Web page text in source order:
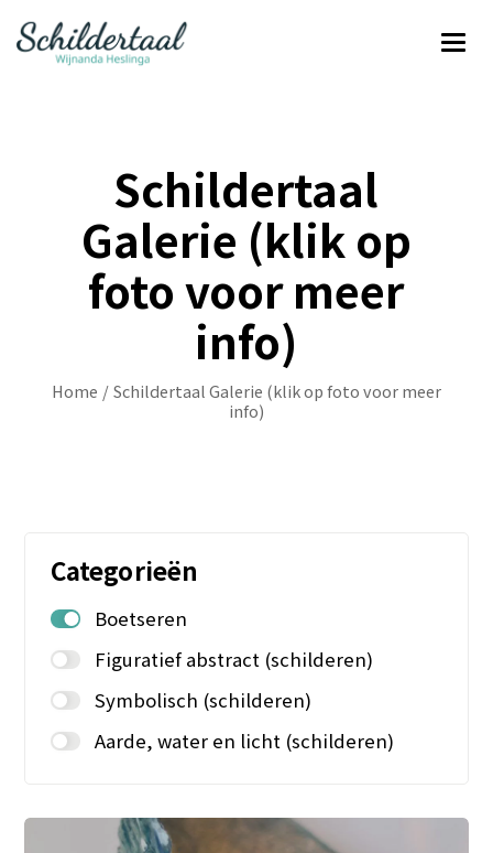
Schildertaal
Galerie (klik op
foto voor meer
info)
Home /Schildertaal Galerie (klik op foto voor meer
info)
Categorieën
Boetseren
Figuratief abstract (schilderen)
Symbolisch (schilderen)
Aarde, water en licht (schilderen)